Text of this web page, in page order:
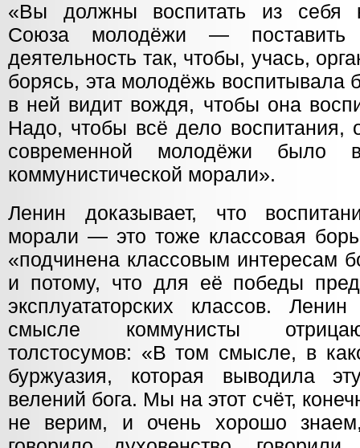
«Вы должны воспитать из себя
Союза молодёжи — поставить
деятельность так, чтобы, учась,
борясь, эта молодёжь воспитывала
в ней видит вождя, чтобы она
Надо, чтобы всё дело воспитания,
современной молодёжи было
коммунистической морали».
Ленин доказывает, что
морали — это тоже классовая
«подчинена классовым интересам
и потому, что для её победы
эксплуататорских классов.
смысле коммунисты
толстосумов: «В том смысле, в
буржуазия, которая выводила
велений бога. Мы на этот счёт,
не верим, и очень хорошо